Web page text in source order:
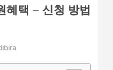
혜택 – 신청 방법